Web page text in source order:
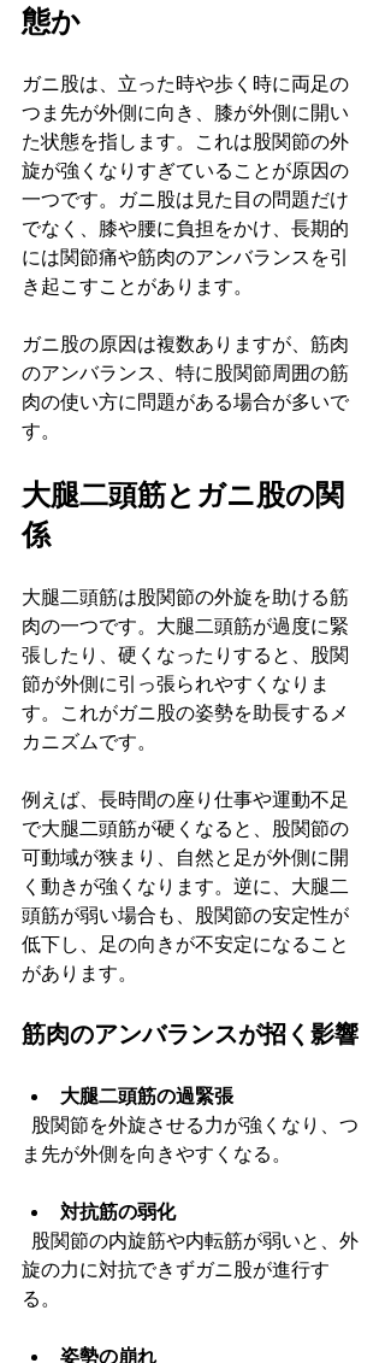
態か
ガニ股は、立った時や歩く時に両足の
つま先が外側に向き、膝が外側に開い
た状態を指します。これは股関節の外
旋が強くなりすぎていることが原因の
一つです。ガニ股は見た目の問題だけ
でなく、膝や腰に負担をかけ、長期的
には関節痛や筋肉のアンバランスを引
き起こすことがあります。
ガニ股の原因は複数ありますが、筋肉
のアンバランス、特に股関節周囲の筋
肉の使い方に問題がある場合が多いで
す。
大腿二頭筋とガニ股の関
係
大腿二頭筋は股関節の外旋を助ける筋
肉の一つです。大腿二頭筋が過度に緊
張したり、硬くなったりすると、股関
節が外側に引っ張られやすくなりま
す。これがガニ股の姿勢を助長するメ
カニズムです。
例えば、長時間の座り仕事や運動不足
で大腿二頭筋が硬くなると、股関節の
可動域が狭まり、自然と足が外側に開
く動きが強くなります。逆に、大腿二
頭筋が弱い場合も、股関節の安定性が
低下し、足の向きが不安定になること
があります。
筋肉のアンバランスが招く影響
大腿二頭筋の過緊張
ま先が外側を向きやすくなる。
対抗筋の弱化
旋の力に対抗できずガニ股が進行す
る。
姿勢の崩れ